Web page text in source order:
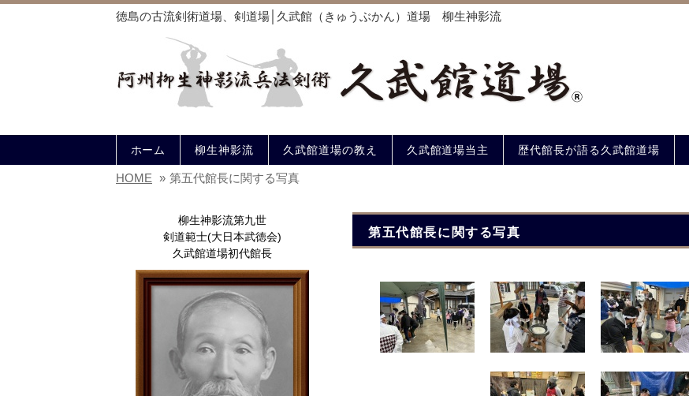
徳島の古流剣術道場、剣道場│久武館（きゅうぶかん）道場 柳生神影流
ホーム 柳生神影流 久武館道場の教え 久武館道場当主 歴代館長が語る久武館道場
HOME » 第五代館長に関する写真
第五代館長に関する写真
柳生神影流第九世
剣道範士(大日本武徳会)
久武館道場初代館長